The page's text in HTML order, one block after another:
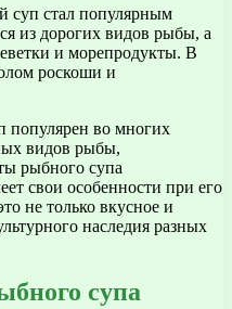
суп стал популярным
из дорогих видов рыбы, а
и морепродукты. В
роскоши и
во многих
видов рыбы,
рыбного супа
свои особенности при его
не только вкусное и
наследия разных
супа